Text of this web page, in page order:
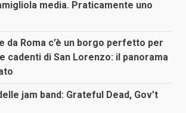
media. Praticamente uno
da Roma c’è un borgo perfetto per
cadenti di San Lorenzo: il panorama
jam band: Grateful Dead, Gov’t